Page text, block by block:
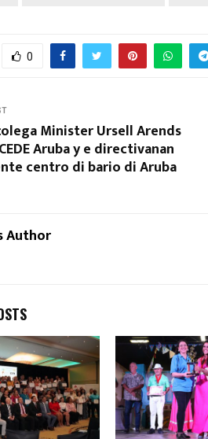
0
Minister Ursell Arends
Aruba y e directivanan
centro di bario di Aruba
Author